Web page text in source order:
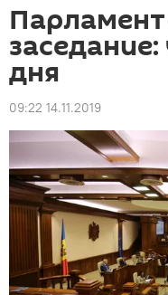
дня
09:22 14.11.2019